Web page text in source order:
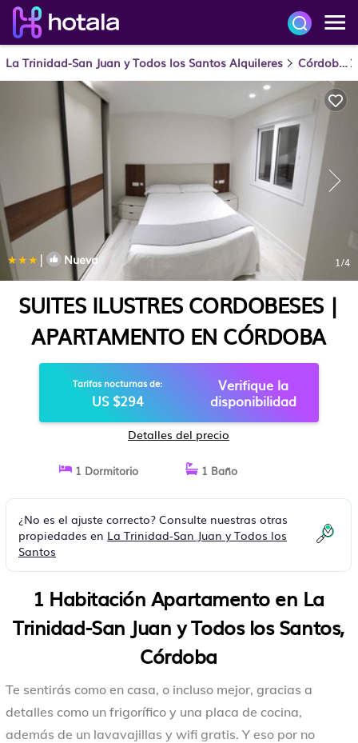
La Trinidad-San Juan y Todos los Santos Alquileres Córdoba
| Nueva 1/4
SUITES ILUSTRES CORDOBESES |
APARTAMENTO EN CÓRDOBA
Tarifas nocturnas de:
US $294
Verifique la
disponibilidad
Detalles del precio
1 Dormitorio 1 Baño
¿No es el ajuste correcto? Consulte nuestras otras
propiedades en La Trinidad-San Juan y Todos los
Santos
1 Habitación Apartamento en La
Trinidad-San Juan y Todos los Santos,
Córdoba
Te sentirás como en casa, o incluso mejor, gracias a
detalles como un frigorífico y una placa de cocina,
además de un lavavajillas y wifi gratis. Y eso por no